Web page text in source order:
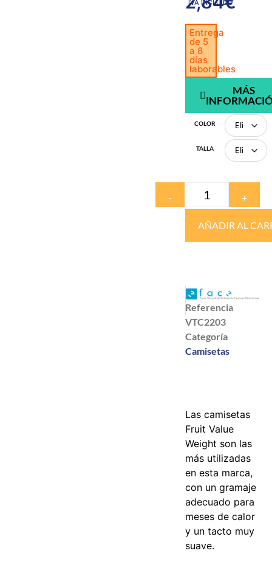
IVA INCLUIDO
Entrega
de 5
a 8
días
laborables
MÁS
COLOR
TALLA
- +
AÑADIR AL
Referencia
VTC2203
Categoría
Camisetas
Las camisetas
Fruit Value
Weight son las
más utilizadas
en esta marca,
con un gramaje
adecuado para
meses de calor
y un tacto muy
suave.